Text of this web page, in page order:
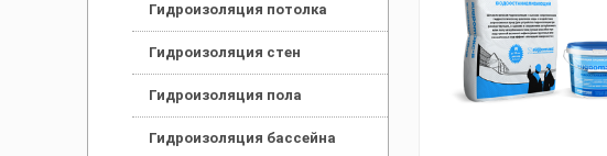
Гидроизоляция потолка
Гидроизоляция стен
Гидроизоляция пола
Гидроизоляция бассейна